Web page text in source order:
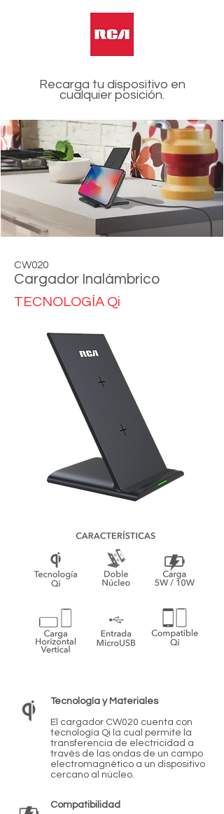
Recarga tu dispositivo en
cualquier posición.
CW020
Cargador Inalámbrico
TECNOLOGÍA Qi
Tecnología y Materiales
El cargador CW020 cuenta con
tecnología Qi la cual permite la
transferencia de electricidad a
través de las ondas de un campo
electromagnético a un dispositivo
cercano al núcleo.
Compatibilidad